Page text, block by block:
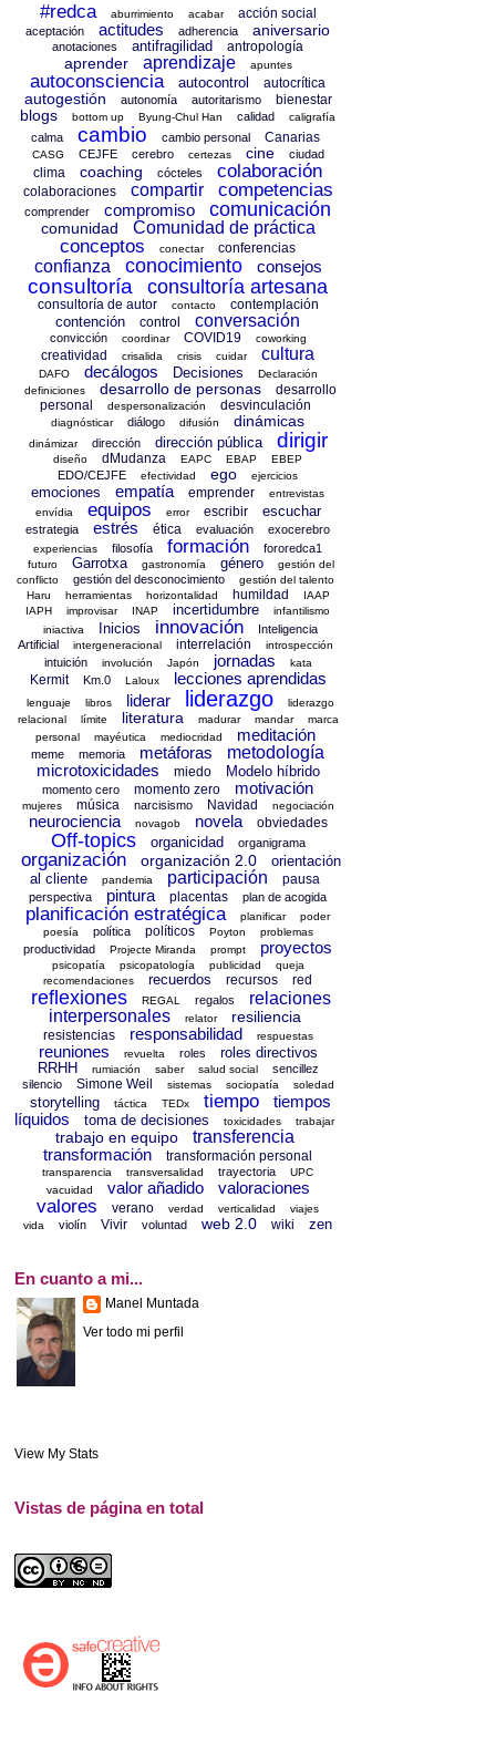
#redca aburrimiento acabar acción social
aceptación actitudes adherencia aniversario
anotaciones antifragilidad antropología
aprender aprendizaje apuntes
autoconsciencia autocontrol autocrítica
autogestión autonomía autoritarismo bienestar
blogs bottom up Byung-Chul Han calidad caligrafía
calma cambio cambio personal Canarias
CASG CEJFE cerebro certezas cine ciudad
clima coaching cócteles colaboración
colaboraciones compartir competencias
comprender compromiso comunicación
comunidad Comunidad de práctica
conceptos conectar conferencias
confianza conocimiento consejos
consultoría consultoría artesana
consultoría de autor contacto contemplación
contención control conversación
convicción coordinar COVID19 coworking
creatividad crisalida crisis cuidar cultura
DAFO decálogos Decisiones
Declaración
definiciones
desarrollo de personas
desarrollo
personal
despersonalización desvinculación
diagnósticar diálogo difusión dinámicas
dinámizar dirección dirección pública dirigir
diseño dMudanza EAPC EBAP EBEP
EDO/CEJFE efectividad ego ejercicios
emociones empatía emprender
entrevistas
envídia
equipos error escribir escuchar
estrategia estrés ética evaluación exocerebro
experiencias filosofía formación fororedca1
futuro Garrotxa gastronomía género
gestión del
conflicto
gestión del desconocimiento
gestión del talento
Haru
herramientas horizontalidad humildad
IAAP
IAPH
improvisar INAP incertidumbre
infantilismo
iniactiva
Inicios innovación
Inteligencia
Artificial
intergeneracional interrelación introspección
intuición involución Japón jornadas kata
Kermit Km.0 Laloux lecciones aprendidas
lenguaje libros liderar liderazgo
liderazgo
relacional
límite literatura madurar mandar
marca
personal
mayéutica mediocridad meditación
meme memoria metáforas
metodología
microtoxicidades
miedo Modelo híbrido
momento cero momento zero motivación
mujeres música narcisismo Navidad negociación
neurociencia novagob novela obviedades
Off-topics organicidad organigrama
organización organización 2.0
orientación
al cliente
pandemia participación pausa
perspectiva pintura placentas plan de acogida
planificación estratégica planificar
poder
poesía
política políticos Poyton problemas
productividad Projecte Miranda prompt proyectos
psicopatía psicopatología publicidad
queja
recomendaciones
recuerdos recursos red
reflexiones REGAL regalos
relaciones
interpersonales
relator resiliencia
resistencias responsabilidad respuestas
reuniones revuelta roles
roles directivos
RRHH
rumiación saber salud social
sencillez
silencio
Simone Weil sistemas sociopatía soledad
storytelling táctica TEDx tiempo
tiempos
líquidos
toma de decisiones toxicidades trabajar
trabajo en equipo
transferencia
transformación
transformación personal
transparencia transversalidad trayectoria
UPC
vacuidad
valor añadido valoraciones
valores verano verdad verticalidad
viajes
vida
violín Vivir voluntad web 2.0 wiki zen
En cuanto a mi...
Manel Muntada
Ver todo mi perfil
View My Stats
Vistas de página en total